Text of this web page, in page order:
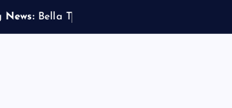
News: Be a T